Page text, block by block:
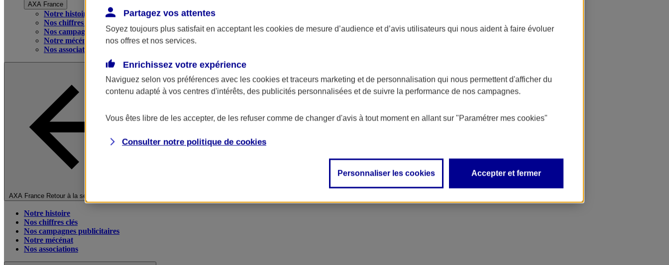
AXA France
Notre histoire
Nos chiffres clés
Nos campagnes publicitaires
Notre mécénat
Nos associations
AXA France Retour à la section précédente
Notre histoire
Nos chiffres clés
Nos campagnes publicitaires
Notre mécénat
Nos associations
Partagez vos attentes
Soyez toujours plus satisfait en acceptant les cookies de mesure d’audience et d’avis utilisateurs qui nous aident à faire évoluer
nos offres et nos services.
Enrichissez votre expérience
Naviguez selon vos préférences avec les cookies et traceurs marketing et de personnalisation qui nous permettent d'afficher du
contenu adapté à vos centres d'intérêts, des publicités personnalisées et de suivre la performance de nos campagnes.
Vous êtes libre de les accepter, de les refuser comme de changer d'avis à tout moment en allant sur "Paramétrer mes cookies"
Consulter notre politique de cookies
Personnaliser les cookies Accepter et fermer